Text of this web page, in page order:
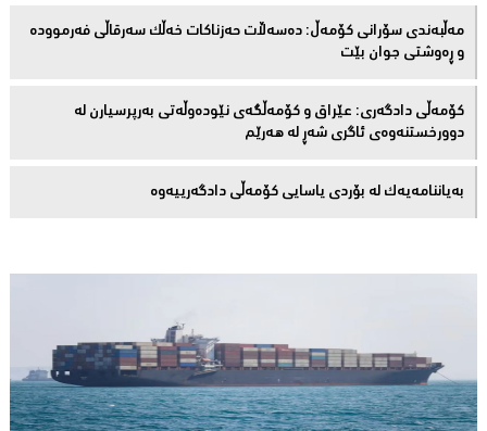
مەڵبەندى سۆرانى کۆمەڵ: دەسەڵات حەزناکات خەڵک سەرقاڵى فەرموودە
و ڕەوشتى جوان بێت
کۆمەڵى دادگەرى: عێراق و كۆمەڵگەی نێودەوڵەتی بەرپرسیارن لە
دوورخستنەوەى ئاگری شەڕ لە هەرێم
بەیاننامەیەک لە بۆردی یاسایی کۆمەڵی دادگەرییەوە